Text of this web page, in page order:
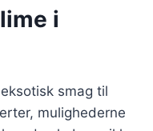
i
smag til
mulighederne